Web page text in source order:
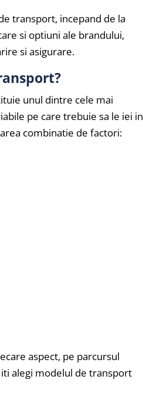
transport, incepand de la
si optiuni ale brandului,
si asigurare.
unul dintre cele mai
pe care trebuie sa le iei in
combinatie de factori:
aspect, pe parcursul
alegi modelul de transport